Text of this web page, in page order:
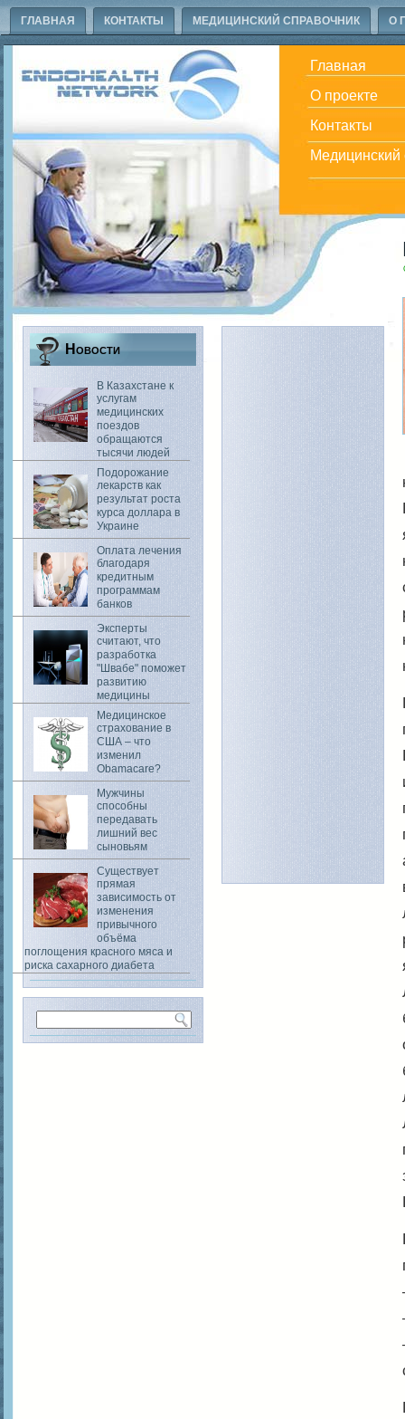
ГЛАВНАЯ КОНТАКТЫ МЕДИЦИНСКИЙ СПРАВОЧНИК О
Главная
О проекте
Контакты
Медицинский
Новости
В Казахстане к
услугам
медицинских
поездов
обращаются
тысячи людей
Подорожание
лекарств как
результат роста
курса доллара в
Украине
Оплата лечения
благодаря
кредитным
программам
банков
Эксперты
считают, что
разработка
"Швабе" поможет
развитию
медицины
Медицинское
страхование в
США – что
изменил
Obamacare?
Мужчины
способны
передавать
лишний вес
сыновьям
Существует
прямая
зависимость от
изменения
привычного
объёма
поглощения красного мяса и
риска сахарного диабета